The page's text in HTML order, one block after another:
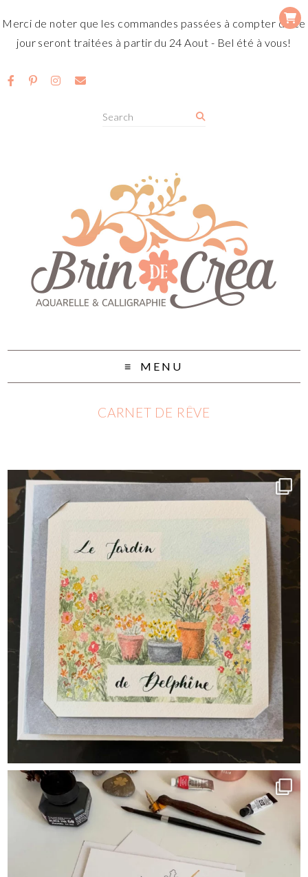
Merci de noter que les commandes passées à compter de ce
jour seront traitées à partir du 24 Aout - Bel été à vous!
MENU
CARNET DE RÊVE